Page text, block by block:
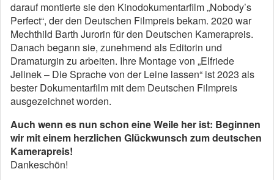
darauf montierte sie den Kinodokumentarfilm „Nobody’s
Perfect“, der den Deutschen Filmpreis bekam. 2020 war
Mechthild Barth Ju­rorin für den Deutschen Kamerapreis.
Danach begann sie, zunehmend als Editorin und
Dramaturgin zu arbeiten. Ihre Montage von „Elfriede
Jelinek – Die Sprache von der Leine lassen“ ist 2023 als
bester Dokumentarfilm mit dem Deut­schen Filmpreis
ausgezeichnet worden.
Auch wenn es nun schon eine Weile her ist: Beginnen
wir mit einem herzlichen Glückwunsch zum deutschen
Kamerapreis!
Dankeschön!